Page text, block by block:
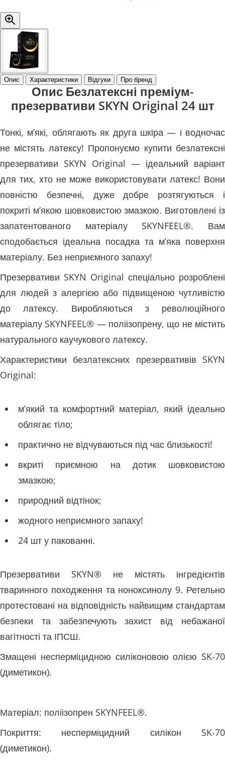
Опис Характеристики Відгуки Про бренд
Опис Безлатексні преміум-
презервативи SKYN Original 24 шт
Тонкі, м’які, облягають як друга шкіра — і водночас
не містять латексу! Пропонуємо купити безлатексні
презервативи SKYN Original — ідеальний варіант
для тих, хто не може використовувати латекс! Вони
повністю безпечні, дуже добре розтягуються і
покриті м’якою шовковистою змазкою. Виготовлені із
запатентованого матеріалу SKYNFEEL®. Вам
сподобається ідеальна посадка та м’яка поверхня
матеріалу. Без неприємного запаху!
Презервативи SKYN Original спеціально розроблені
для людей з алергією або підвищеною чутливістю
до латексу. Виробляються з революційного
матеріалу SKYNFEEL® — поліізопрену, що не містить
натурального каучукового латексу.
Характеристики безлатексних презервативів SKYN
Original:
м’який та комфортний матеріал, який ідеально
облягає тіло;
практично не відчуваються під час близькості!
вкриті приємною на дотик шовковистою
змазкою;
природний відтінок;
жодного неприємного запаху!
24 шт у пакованні.
Презервативи SKYN® не містять інгредієнтів
тваринного походження та ноноксинолу 9. Ретельно
протестовані на відповідність найвищим стандартам
безпеки та забезпечують захист від небажаної
вагітності та ІПСШ.
Змащені несперміцидною силіконовою олією SK-70
(диметикон).
Матеріал: поліізопрен SKYNFEEL®.
Покриття: несперміцидний силікон SK-70
(диметикон).